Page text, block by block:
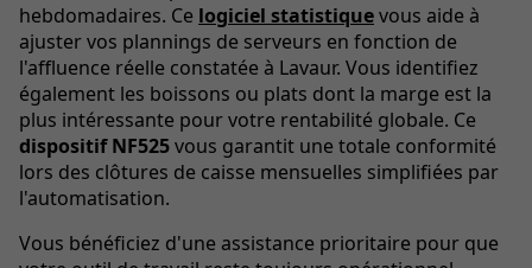
hebdomadaires. Ce logiciel statistiquevous aide à
ajuster vos plannings de serveurs en fonction de
l'affluence réelle constatée à Lavaur. Vous identifiez
également les boissons ou plats dont la marge est la
plus intéressante pour votre rentabilité globale. Ce
dispositif NF525vous garantit une totale conformité
lors des clôtures de caisse mensuelles simplifiées par
l'automatisation.
Vous bénéficiez d'une assistance prioritaire pour que